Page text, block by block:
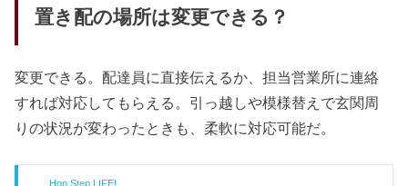
置き配の場所は変更できる？
変更できる。配達員に直接伝えるか、担当営業所に連絡
すれば対応してもらえる。引っ越しや模様替えで玄関周
りの状況が変わったときも、柔軟に対応可能だ。
Hop Step LIFE!